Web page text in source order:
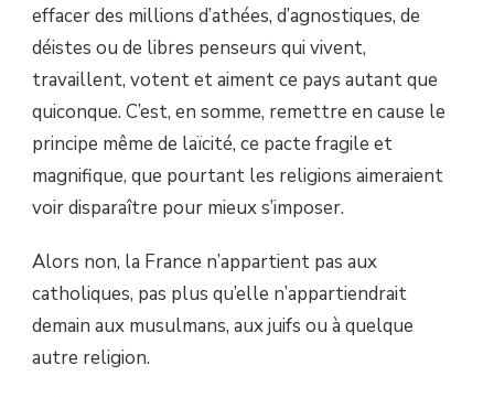
effacer des millions d’athées, d’agnostiques, de
déistes ou de libres penseurs qui vivent,
travaillent, votent et aiment ce pays autant que
quiconque. C’est, en somme, remettre en cause le
principe même de laïcité, ce pacte fragile et
magnifique, que pourtant les religions aimeraient
voir disparaître pour mieux s’imposer.
Alors non, la France n’appartient pas aux
catholiques, pas plus qu’elle n’appartiendrait
demain aux musulmans, aux juifs ou à quelque
autre religion.